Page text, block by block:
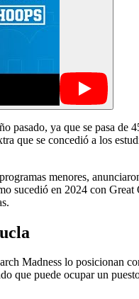
pasado, ya que se pasa de
que se concedió a los
menores,
sucedió en 2024 con
Madness lo posicionan
que puede ocupar un